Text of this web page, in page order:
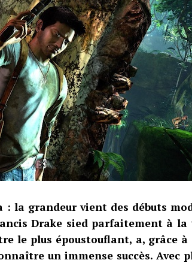
: la grandeur vient des débuts
Drake sied parfaitement à
le plus époustouflant, a, grâce
un immense succès. Avec